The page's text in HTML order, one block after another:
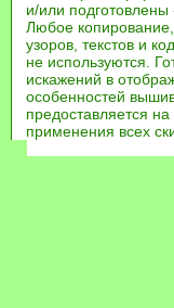
и/или
Любое
узоров, текстов и
не используются.
искажений в
особенностей
предоставляется
применения всех